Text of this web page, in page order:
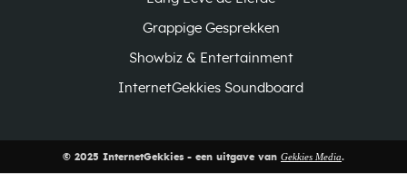
Grappige Gesprekken
Showbiz & Entertainment
InternetGekkies Soundboard
© 2025 InternetGekkies - een uitgave van Gekkies Media.